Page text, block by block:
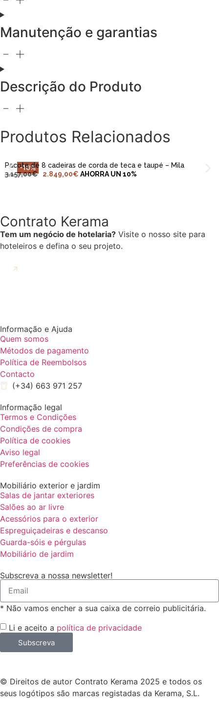
Manutenção e garantias
Descrição do Produto
Produtos Relacionados
-10%
Pacote de 8 cadeiras de corda de teca e taupé – Mila
3.157,00€ 2.849,00€ AHORRA UN 10%
Contrato Kerama
Tem um negócio de hotelaria? Visite o nosso site para
hoteleiros e defina o seu projeto.
Informação e Ajuda
Quem somos
Métodos de pagamento
Política de Reembolsos
Contacto
(+34) 663 971 257
Informação legal
Termos e Condições
Condições de compra
Política de cookies
Aviso legal
Preferências de cookies
Mobiliário exterior e jardim
Salas de jantar exteriores
Salões ao ar livre
Acessórios para o exterior
Espreguiçadeiras e descanso
Guarda-sóis e pérgulas
Mobiliário de jardim
Subscreva a nossa newsletter!
* Não vamos encher a sua caixa de correio publicitária.
Li e aceito a política de privacidade
Subscreva
© Direitos de autor Contrato Kerama 2025 e todos os
seus logótipos são marcas registadas da Kerama, S.L.